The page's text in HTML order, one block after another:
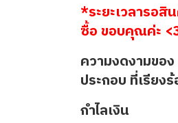
*ระยะเวลารอ
ซื้อ ขอบคุณค่ะ
ความงดงามขอ
ประกอบ ที่เรียง
กำไลเงิน